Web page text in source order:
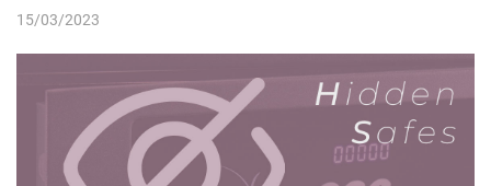
15/03/2023